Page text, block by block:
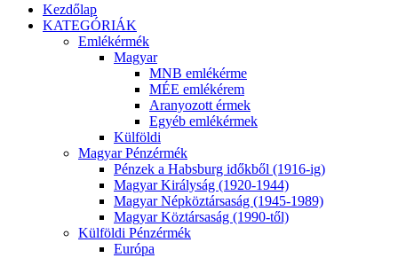
Kezdőlap
KATEGÓRIÁK
Emlékérmék
Magyar
MNB emlékérme
MÉE emlékérem
Aranyozott érmek
Egyéb emlékérmek
Külföldi
Magyar Pénzérmék
Pénzek a Habsburg időkből (1916-ig)
Magyar Királyság (1920-1944)
Magyar Népköztársaság (1945-1989)
Magyar Köztársaság (1990-től)
Külföldi Pénzérmék
Európa